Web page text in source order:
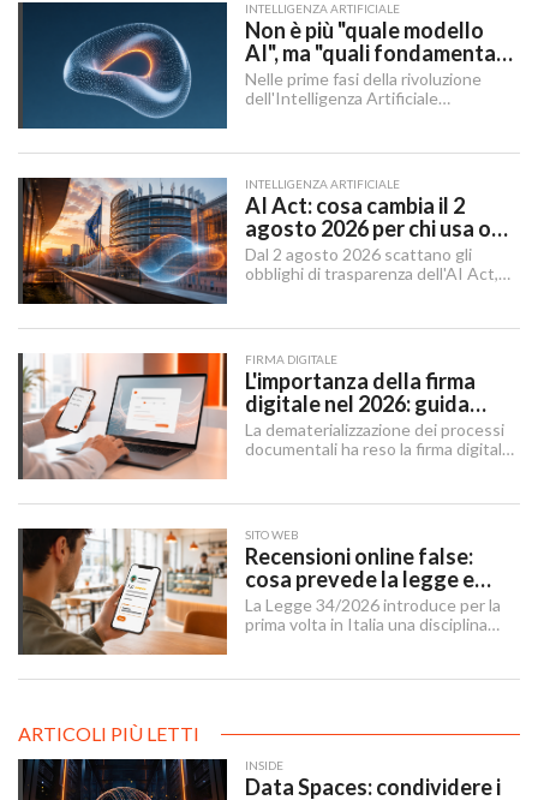
INTELLIGENZA ARTIFICIALE
Non è più "quale modello
AI", ma "quali fondamenta":
dati, infrastruttura,
governance
Nelle prime fasi della rivoluzione
dell'Intelligenza Artificiale
"Quale modello dobbiamo usare?".
INTELLIGENZA ARTIFICIALE
AI Act: cosa cambia il 2
agosto 2026 per chi usa o
integra l'AI
Dal 2 agosto 2026 scattano gli
obblighi di trasparenza dell'AI Act,
rinviato quelli sui sistemi ad alto
FIRMA DIGITALE
L'importanza della firma
digitale nel 2026: guida
completa per aziende e
professionisti
La dematerializzazione dei processi
documentali ha reso la firma digitale
SITO WEB
Recensioni online false:
cosa prevede la legge e
cosa possono fare le
imprese
La Legge 34/2026 introduce per la
prima volta in Italia una disciplina
ristorazione e del turismo.
ARTICOLI PIÙ LETTI
INSIDE
Data Spaces: condividere i